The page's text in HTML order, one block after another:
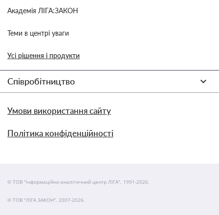
Академія ЛІГА:ЗАКОН
Теми в центрі уваги
Усі рішення і продукти
Співробітництво
Умови використання сайту
Політика конфіденційності
© ТОВ "інформаційно-аналітичний центр ЛІГА", 1991-2026.
© ТОВ "ЛІГА ЗАКОН", 2007-2026.